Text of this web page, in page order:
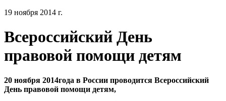
19 ноября 2014 г.
Всероссийский День
правовой помощи детям
20 ноября 2014года в России проводится Всероссийский
День правовой помощи детям,